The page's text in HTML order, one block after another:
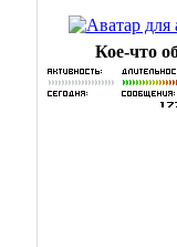
Кое-что